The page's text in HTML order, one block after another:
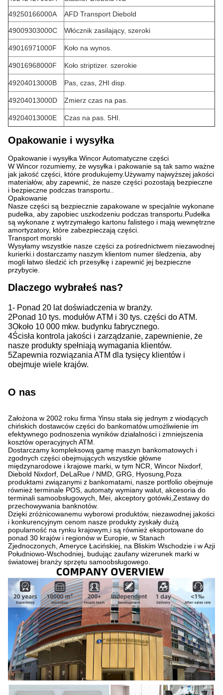
49250166000A
AFD Transport Diebold
49009303000C Włócznik zasilający, szeroki
49016971000F Koło na wynos.
49016968000F Koło striptizer. szerokie
49204013000B Pas, czas, 2HI disp.
49204013000D Zmierz czas na pas.
49204013000E Czas na pas. 5HI.
Opakowanie i wysyłka
Opakowanie i wysyłka Wincor Automatyczne części
W Wincor rozumiemy, że wysyłka i pakowanie są tak samo ważne
jak jakość części, które produkujemy.Używamy najwyższej jakości
materiałów, aby zapewnić, że nasze części pozostają bezpieczne
i bezpieczne podczas transportu..
Opakowanie
Nasze części są bezpiecznie zapakowane w specjalnie wykonane
pudełka, aby zapobiec uszkodzeniu podczas transportu.Pudełka
są wykonane z wytrzymałego kartonu falistego i mają wewnętrzne
amortyzatory, które zabezpieczają części.
Transport morski
Wysyłamy wszystkie nasze części za pośrednictwem niezawodnej
kurierki.i dostarczamy naszym klientom numer śledzenia, aby
mogli łatwo śledzić ich przesyłkę i zapewnić jej bezpieczne
przybycie.
Dlaczego wybrałeś nas?
1- Ponad 20 lat doświadczenia w branży.
2Ponad 10 tys. modułów ATM i 30 tys. części do ATM.
3Około 10 000 mkw. budynku fabrycznego.
4Ścisła kontrola jakości i zarządzanie, zapewnienie, że
nasze produkty spełniają wymagania klientów.
5Zapewnia rozwiązania ATM dla tysięcy klientów i
obejmuje wiele krajów.
O nas
Założona w 2002 roku firma Yinsu stała się jednym z wiodących
chińskich dostawców części do bankomatów.umożliwienie im
efektywnego podnoszenia wyników działalności i zmniejszenia
kosztów operacyjnych ATM.
Dostarczamy kompleksową gamę maszyn bankomatowych i
zgodnych części obejmujących wszystkie główne
międzynarodowe i krajowe marki, w tym NCR, Wincor Nixdorf,
Diebold Nixdorf, DeLaRue / NMD, GRG, Hyosung,Poza
produktami związanymi z bankomatami, nasze portfolio obejmuje
również terminale POS, automaty wymiany walut, akcesoria do
terminali samoobsługowych, Mei, akceptory gotówki,Zestawy do
przechowywania banknotów.
Dzięki zróżnicowanemu wyborowi produktów, niezawodnej jakości
i konkurencyjnym cenom nasze produkty zyskały dużą
popularność na rynku krajowym,i są również eksportowane do
ponad 30 krajów i regionów w Europie, w Stanach
Zjednoczonych, Ameryce Łacińskiej, na Bliskim Wschodzie i w Azji
Południowo-Wschodniej, budując zaufany wizerunek marki w
światowej branży sprzętu samoobsługowego.